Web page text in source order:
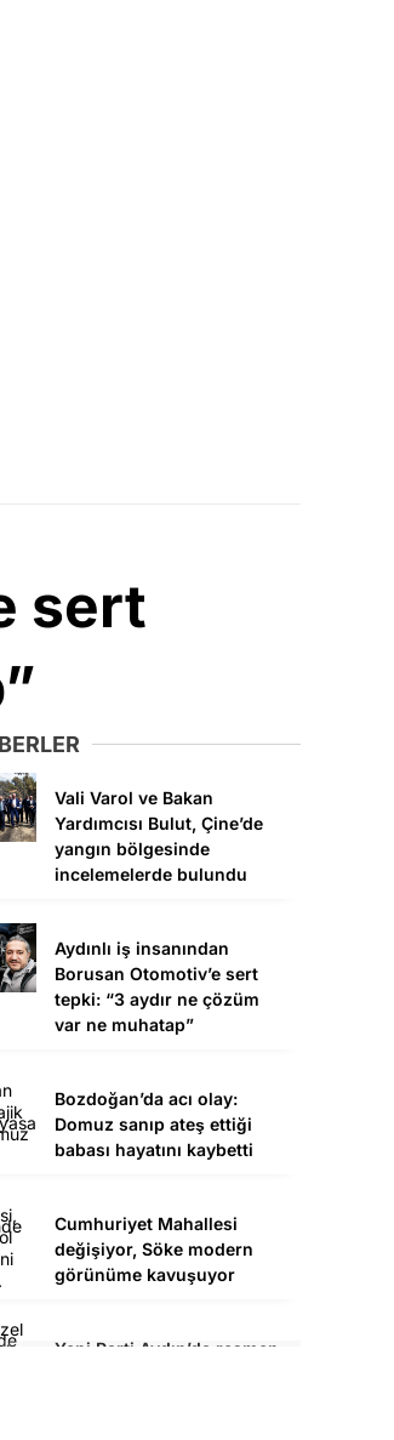
sert
Vali Varol ve Bakan
Yardımcısı Bulut, Çine’de
yangın bölgesinde
incelemelerde bulundu
Aydınlı iş insanından
Borusan Otomotiv’e sert
tepki: “3 aydır ne çözüm
var ne muhatap”
Bozdoğan’da acı olay:
Domuz sanıp ateş ettiği
babası hayatını kaybetti
Cumhuriyet Mahallesi
değişiyor, Söke modern
görünüme kavuşuyor
Yeni Parti Aydın’da resmen